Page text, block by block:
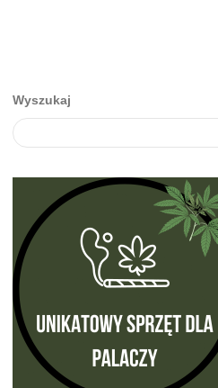
Wyszukaj